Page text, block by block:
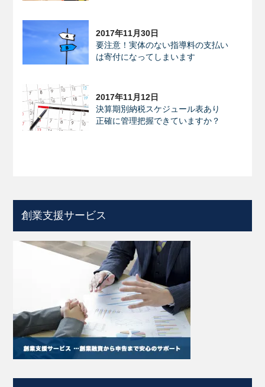
2017年11月30日
要注意！実体のない指導料の支払い
は寄付になってしまいます
2017年11月12日
決算期別納税スケジュール表あり
正確に管理把握できていますか？
創業支援サービス